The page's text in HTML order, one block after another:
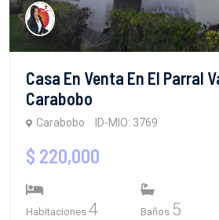
Casa En Venta En El Parral
Carabobo
Carabobo ID-MIO: 3769
$ 220,000
Habitaciones 4 Baños 5